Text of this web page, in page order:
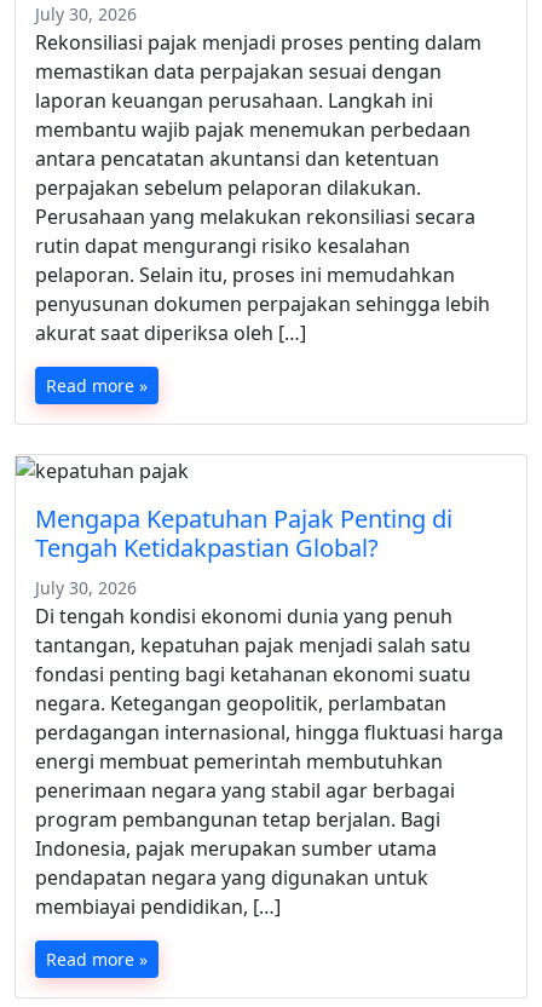
July 30, 2026
Rekonsiliasi pajak menjadi proses penting dalam
memastikan data perpajakan sesuai dengan
laporan keuangan perusahaan. Langkah ini
membantu wajib pajak menemukan perbedaan
antara pencatatan akuntansi dan ketentuan
perpajakan sebelum pelaporan dilakukan.
Perusahaan yang melakukan rekonsiliasi secara
rutin dapat mengurangi risiko kesalahan
pelaporan. Selain itu, proses ini memudahkan
penyusunan dokumen perpajakan sehingga lebih
akurat saat diperiksa oleh […]
Read more »
Mengapa Kepatuhan Pajak Penting di
Tengah Ketidakpastian Global?
July 30, 2026
Di tengah kondisi ekonomi dunia yang penuh
tantangan, kepatuhan pajak menjadi salah satu
fondasi penting bagi ketahanan ekonomi suatu
negara. Ketegangan geopolitik, perlambatan
perdagangan internasional, hingga fluktuasi harga
energi membuat pemerintah membutuhkan
penerimaan negara yang stabil agar berbagai
program pembangunan tetap berjalan. Bagi
Indonesia, pajak merupakan sumber utama
pendapatan negara yang digunakan untuk
membiayai pendidikan, […]
Read more »